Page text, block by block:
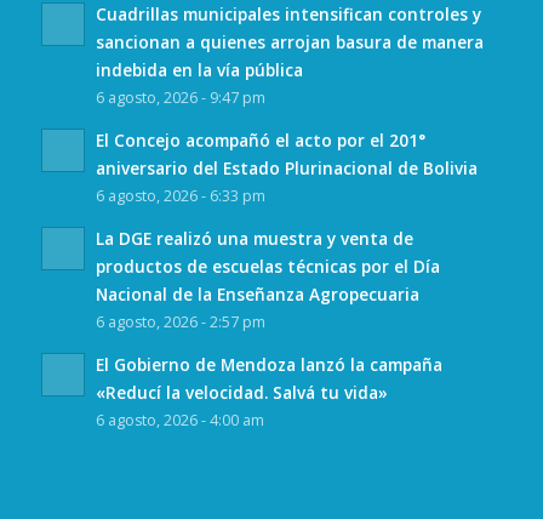
Cuadrillas municipales intensifican controles y
sancionan a quienes arrojan basura de manera
indebida en la vía pública
6 agosto, 2026 - 9:47 pm
El Concejo acompañó el acto por el 201°
aniversario del Estado Plurinacional de Bolivia
6 agosto, 2026 - 6:33 pm
La DGE realizó una muestra y venta de
productos de escuelas técnicas por el Día
Nacional de la Enseñanza Agropecuaria
6 agosto, 2026 - 2:57 pm
El Gobierno de Mendoza lanzó la campaña
«Reducí la velocidad. Salvá tu vida»
6 agosto, 2026 - 4:00 am